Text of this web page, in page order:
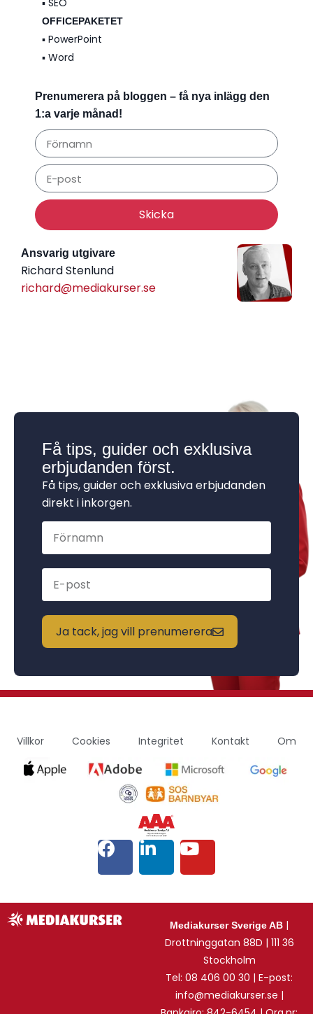
▪️ SEO
OFFICEPAKETET
▪️ PowerPoint
▪️ Word
Prenumerera på bloggen – få nya inlägg den
1:a varje månad!
Skicka
Ansvarig utgivare
Richard Stenlund
richard@mediakurser.se
Få tips, guider och exklusiva
erbjudanden först.
Få tips, guider och exklusiva erbjudanden
direkt i inkorgen.
Ja tack, jag vill prenumerera
Villkor Cookies Integritet Kontakt Om
Mediakurser Sverige AB |
Drottninggatan 88D | 111 36
Stockholm
Tel: 08 406 00 30 | E-post:
info@mediakurser.se |